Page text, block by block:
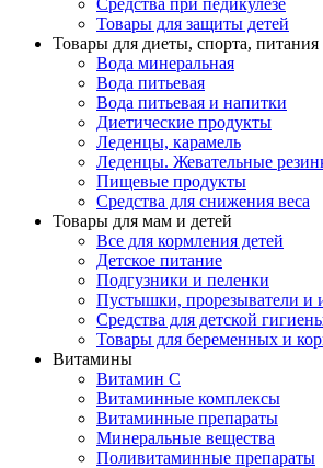
Средства при педикулезе
Товары для защиты детей
Товары для диеты, спорта, питания
Вода минеральная
Вода питьевая
Вода питьевая и напитки
Диетические продукты
Леденцы, карамель
Леденцы. Жевательные
Пищевые продукты
Средства для снижения веса
Товары для мам и детей
Все для кормления детей
Детское питание
Подгузники и пеленки
Пустышки, прорезыватели и
Средства для детской
Товары для беременных и
Витамины
Витамин С
Витаминные комплексы
Витаминные препараты
Минеральные вещества
Поливитаминные препараты